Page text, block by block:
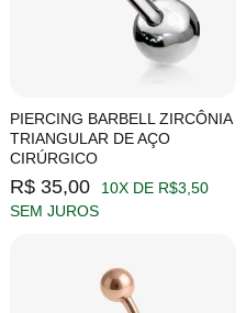
PIERCING BARBELL ZIRCÔNIA
TRIANGULAR DE AÇO
CIRÚRGICO
R$ 35,00
10X DE R$3,50
SEM JUROS